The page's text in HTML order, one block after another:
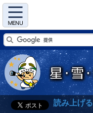
Menu
読み上げる